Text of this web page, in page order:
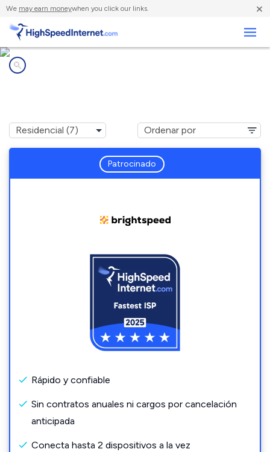
We may earn moneywhen you click our links. ×
Patrocinado
Rápido y confiable
Sin contratos anuales ni cargos por cancelación
anticipada
Conecta hasta 2 dispositivos a la vez